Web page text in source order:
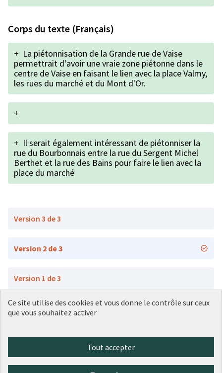
Corps du texte (Français)
+ La piétonnisation de la Grande rue de Vaise
permettrait d'avoir une vraie zone piétonne dans le
centre de Vaise en faisant le lien avec la place Valmy,
les rues du marché et du Mont d'Or.
+
+ Il serait également intéressant de piétonniser la
rue du Bourbonnais entre la rue du Sergent Michel
Berthet et la rue des Bains pour faire le lien avec la
place du marché
Version 3 de 3
Version 2 de 3
Version 1 de 3
(Lien externe)
(Lien externe)
(Lien externe)
(Lien externe)
(Lien externe)
Ce site utilise des cookies et vous donne le contrôle sur ceux
que vous souhaitez activer
Tout accepter